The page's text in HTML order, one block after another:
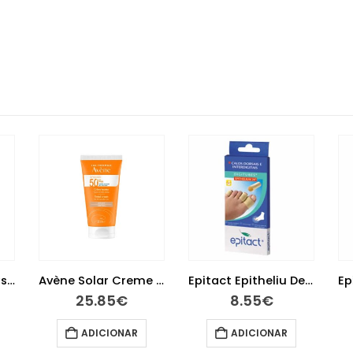
Avène Solar Creme 50+ com Cor 50 ml Epitact Epitheliu Dedeira Ts
8.55€
ADICIONAR
Epitact Epitheliu Dedeira Tl
9.15€
LER MAIS